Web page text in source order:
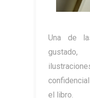
Una de
el libro.